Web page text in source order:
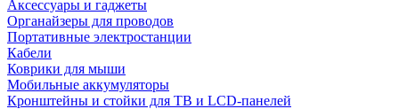
Аксессуары и гаджеты
Органайзеры для проводов
Портативные электростанции
Кабели
Коврики для мыши
Мобильные аккумуляторы
Кронштейны и стойки для ТВ и LCD-панелей